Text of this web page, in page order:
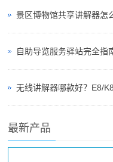
自助导览服务驿站完全指
最新产品